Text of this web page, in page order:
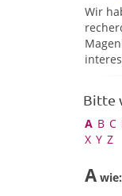
Wir
Bitte
A B C
X Y Z
A wie: